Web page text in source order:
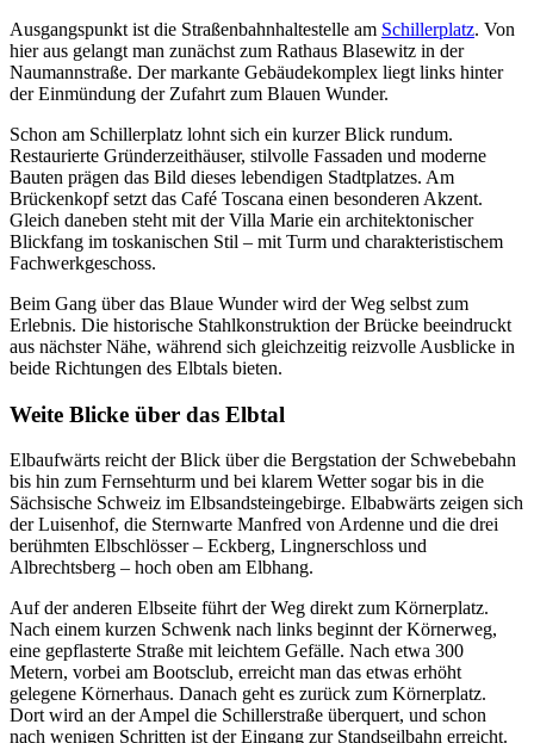
Ausgangspunkt ist die Straßenbahnhaltestelle am Schillerplatz. Von
hier aus gelangt man zunächst zum Rathaus Blasewitz in der
Naumannstraße. Der markante Gebäudekomplex liegt links hinter
der Einmündung der Zufahrt zum Blauen Wunder.
Schon am Schillerplatz lohnt sich ein kurzer Blick rundum.
Restaurierte Gründerzeithäuser, stilvolle Fassaden und moderne
Bauten prägen das Bild dieses lebendigen Stadtplatzes. Am
Brückenkopf setzt das Café Toscana einen besonderen Akzent.
Gleich daneben steht mit der Villa Marie ein architektonischer
Blickfang im toskanischen Stil – mit Turm und charakteristischem
Fachwerkgeschoss.
Beim Gang über das Blaue Wunder wird der Weg selbst zum
Erlebnis. Die historische Stahlkonstruktion der Brücke beeindruckt
aus nächster Nähe, während sich gleichzeitig reizvolle Ausblicke in
beide Richtungen des Elbtals bieten.
Weite Blicke über das Elbtal
Elbaufwärts reicht der Blick über die Bergstation der Schwebebahn
bis hin zum Fernsehturm und bei klarem Wetter sogar bis in die
Sächsische Schweiz im Elbsandsteingebirge. Elbabwärts zeigen sich
der Luisenhof, die Sternwarte Manfred von Ardenne und die drei
berühmten Elbschlösser – Eckberg, Lingnerschloss und
Albrechtsberg – hoch oben am Elbhang.
Auf der anderen Elbseite führt der Weg direkt zum Körnerplatz.
Nach einem kurzen Schwenk nach links beginnt der Körnerweg,
eine gepflasterte Straße mit leichtem Gefälle. Nach etwa 300
Metern, vorbei am Bootsclub, erreicht man das etwas erhöht
gelegene Körnerhaus. Danach geht es zurück zum Körnerplatz.
Dort wird an der Ampel die Schillerstraße überquert, und schon
nach wenigen Schritten ist der Eingang zur Standseilbahn erreicht.